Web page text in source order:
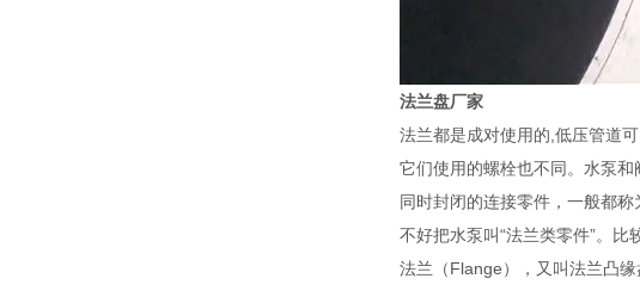
法兰盘厂家
法兰都是成对使用的,低压管道
它们使用的螺栓也不同。水泵
同时封闭的连接零件，一般都
不好把水泵叫“法兰类零件”。比
法兰（Flange），又叫法兰凸缘